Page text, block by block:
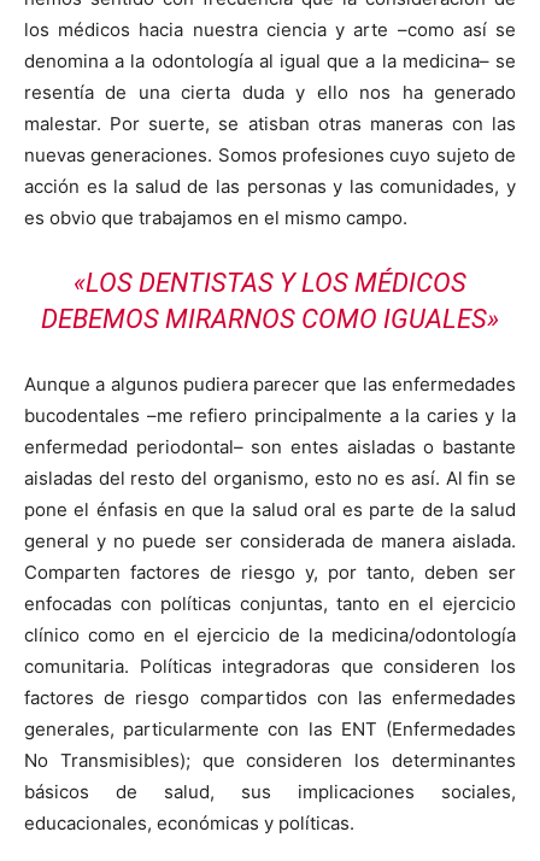
los médicos hacia nuestra ciencia y arte –como así se
denomina a la odontología al igual que a la medicina– se
resentía de una cierta duda y ello nos ha generado
malestar. Por suerte, se atisban otras maneras con las
nuevas generaciones. Somos profesiones cuyo sujeto de
acción es la salud de las personas y las comunidades, y
es obvio que trabajamos en el mismo campo.
«LOS DENTISTAS Y LOS MÉDICOS
DEBEMOS MIRARNOS COMO IGUALES»
Aunque a algunos pudiera parecer que las enfermedades
bucodentales –me refiero principalmente a la caries y la
enfermedad periodontal– son entes aisladas o bastante
aisladas del resto del organismo, esto no es así. Al fin se
pone el énfasis en que la salud oral es parte de la salud
general y no puede ser considerada de manera aislada.
Comparten factores de riesgo y, por tanto, deben ser
enfocadas con políticas conjuntas, tanto en el ejercicio
clínico como en el ejercicio de la medicina/odontología
comunitaria. Políticas integradoras que consideren los
factores de riesgo compartidos con las enfermedades
generales, particularmente con las ENT (Enfermedades
No Transmisibles); que consideren los determinantes
básicos de salud, sus implicaciones sociales,
educacionales, económicas y políticas.